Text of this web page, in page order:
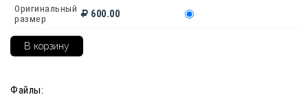
Оригинальный
размер
600.00
Файлы: